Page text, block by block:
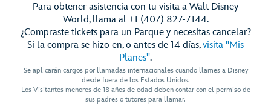
Para obtener asistencia con tu visita a Walt Disney
World, llama al +1 (407) 827-7144.
¿Compraste tickets para un Parque y necesitas cancelar?
Si la compra se hizo en, o antes de 14 días,visita "Mis
Planes".
Se aplicarán cargos por llamadas internacionales cuando llames a Disney
desde fuera de los Estados Unidos.
Los Visitantes menores de 18 años de edad deben contar con el permiso de
sus padres o tutores para llamar.